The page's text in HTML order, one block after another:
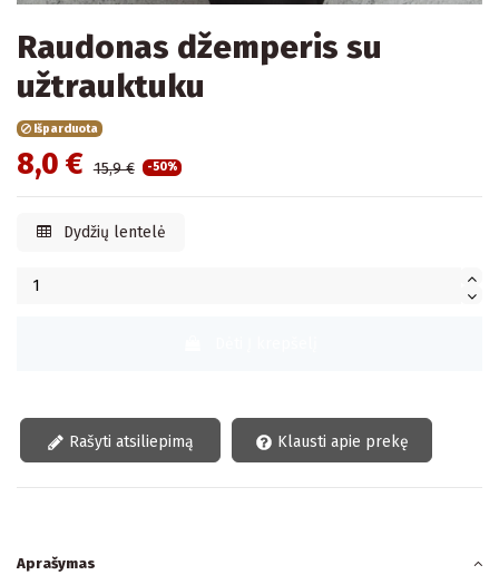
Raudonas džemperis su
užtrauktuku
Išparduota
8,0 € 15,9 € -50%
Dydžių lentelė
Rašyti atsiliepimą Klausti apie prekę
Aprašymas